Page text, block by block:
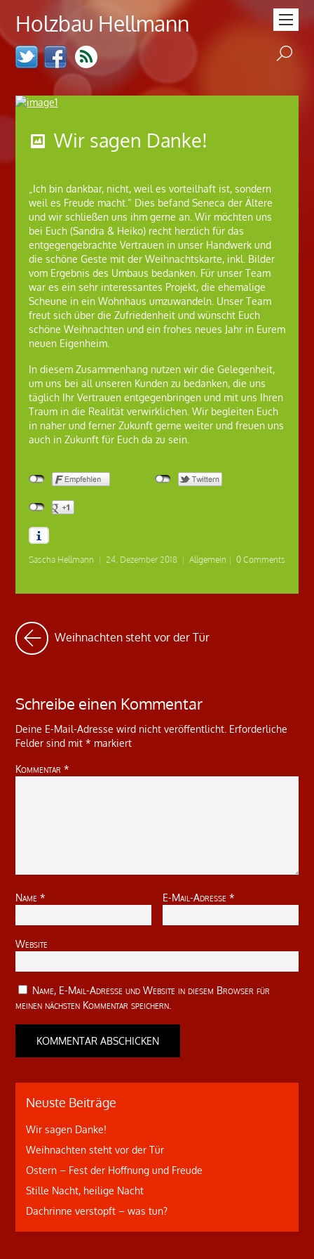
Holzbau Hellmann
Wir sagen Danke!
„Ich bin dankbar, nicht, weil es vorteilhaft ist, sondern
weil es Freude macht.“ Dies befand Seneca der Ältere
und wir schließen uns ihm gerne an. Wir möchten uns
bei Euch (Sandra & Heiko) recht herzlich für das
entgegengebrachte Vertrauen in unser Handwerk und
die schöne Geste mit der Weihnachtskarte, inkl. Bilder
vom Ergebnis des Umbaus bedanken. Für unser Team
war es ein sehr interessantes Projekt, die ehemalige
Scheune in ein Wohnhaus umzuwandeln. Unser Team
freut sich über die Zufriedenheit und wünscht Euch
schöne Weihnachten und ein frohes neues Jahr in Eurem
neuen Eigenheim.
In diesem Zusammenhang nutzen wir die Gelegenheit,
um uns bei all unseren Kunden zu bedanken, die uns
täglich Ihr Vertrauen entgegenbringen und mit uns Ihren
Traum in die Realität verwirklichen. Wir begleiten Euch
in naher und ferner Zukunft gerne weiter und freuen uns
auch in Zukunft für Euch da zu sein.
Sascha Hellmann 24. Dezember 2018 Allgemein 0 Comments
Weihnachten steht vor der Tür
Schreibe einen Kommentar
Deine E-Mail-Adresse wird nicht veröffentlicht. Erforderliche
Felder sind mit* markiert
Kommentar*
Name* E-Mail-Adresse*
Website
Name, E-Mail-Adresse und Website in diesem Browser für
meinen nächsten Kommentar speichern.
Neuste Beiträge
Wir sagen Danke!
Weihnachten steht vor der Tür
Ostern – Fest der Hoffnung und Freude
Stille Nacht, heilige Nacht
Dachrinne verstopft – was tun?